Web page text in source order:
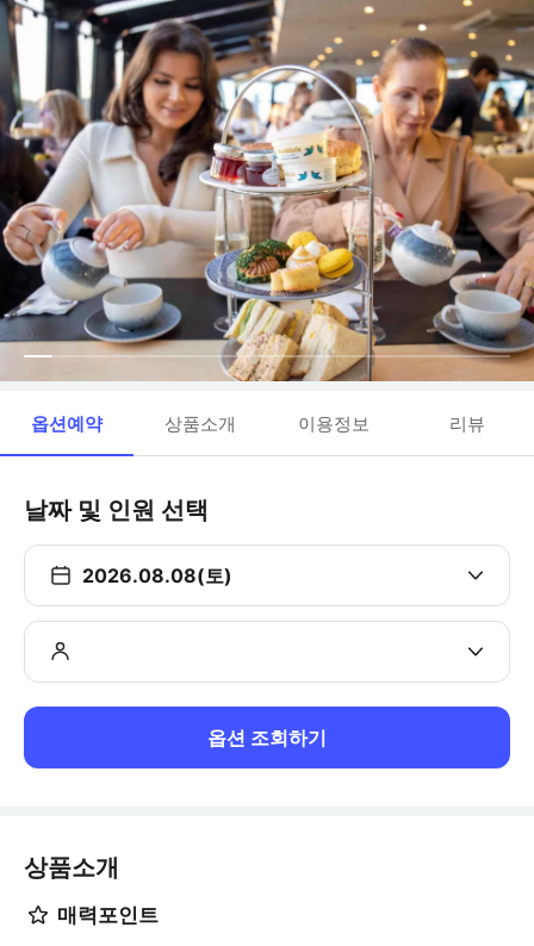
옵션예약 상품소개 이용정보 리뷰
날짜 및 인원 선택
2026.08.08(토)
옵션 조회하기
상품소개
매력포인트